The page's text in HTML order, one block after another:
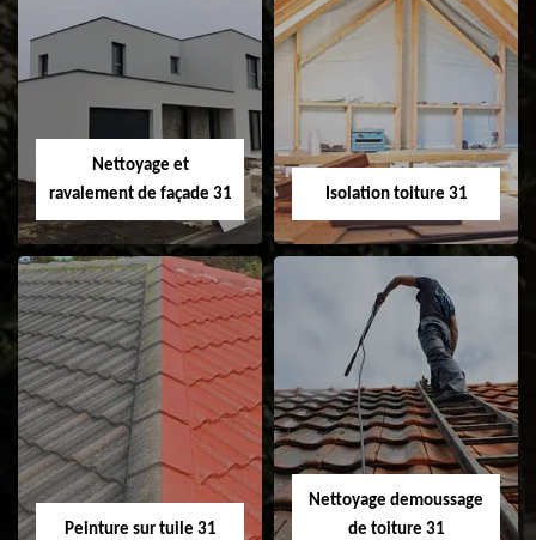
Pose et
changement de
fenêtre de toit et
Velux 31
Nettoyage et pose
Nettoyage et
ravalement de façade 31
Nettoyage et
ravalement de
façade 31
Isolation toiture 31
Isolation toiture 31
Peinture sur tuile 31
Nettoyage demoussage
de toiture 31